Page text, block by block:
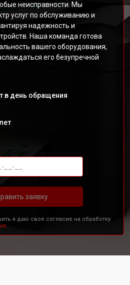
неисправности. Мы
услуг по обслуживанию и
надежность и
Наша команда готова
вашего оборудования,
его безупречной
в день обращения
заявку
я даю свое согласие на обработку